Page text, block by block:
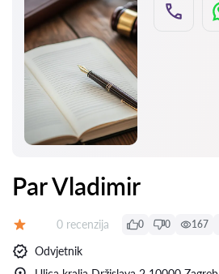
Par Vladimir
Recenzija:
0 recenzija 0 0 167
Odvjetnik